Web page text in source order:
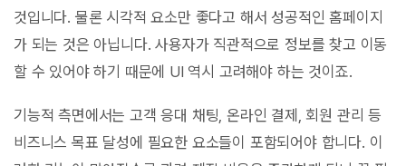
것입니다. 물론 시각적 요소만 좋다고 해서 성공적인 홈페이지
가 되는 것은 아닙니다. 사용자가 직관적으로 정보를 찾고 이동
할 수 있어야 하기 때문에 UI 역시 고려해야 하는 것이죠.
기능적 측면에서는 고객 응대 채팅, 온라인 결제, 회원 관리 등
비즈니스 목표 달성에 필요한 요소들이 포함되어야 합니다. 이